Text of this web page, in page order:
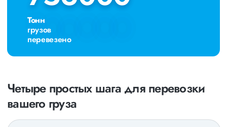
Тонн
грузов
перевезено
Четыре простых шага для перевозки
вашего груза